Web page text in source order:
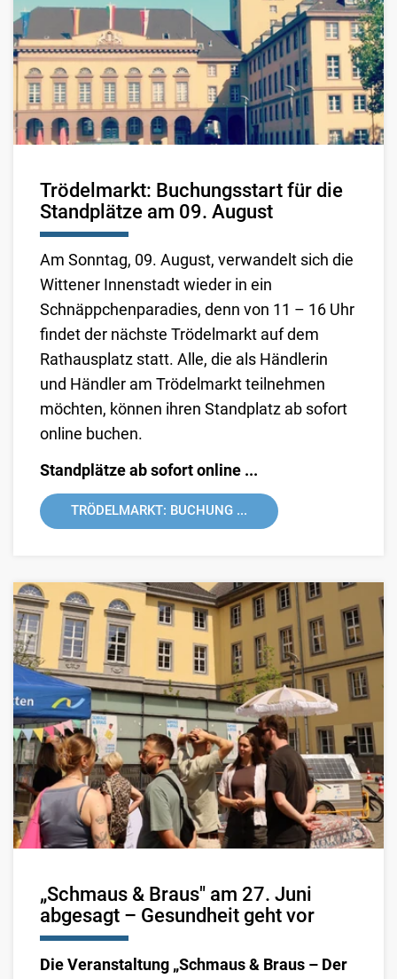
Trödelmarkt: Buchungsstart für die
Standplätze am 09. August
Am Sonntag, 09. August, verwandelt sich die
Wittener Innenstadt wieder in ein
Schnäppchenparadies, denn von 11 – 16 Uhr
findet der nächste Trödelmarkt auf dem
Rathausplatz statt. Alle, die als Händlerin
und Händler am Trödelmarkt teilnehmen
möchten, können ihren Standplatz ab sofort
online buchen.
Standplätze ab sofort online ...
TRÖDELMARKT: BUCHUNG ...
„Schmaus & Braus" am 27. Juni
abgesagt – Gesundheit geht vor
Die Veranstaltung „Schmaus & Braus – Der